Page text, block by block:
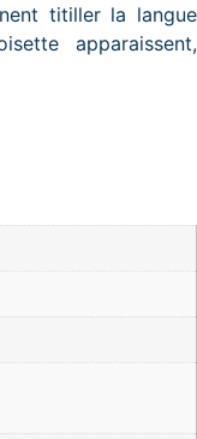
titiller la langue
apparaissent,